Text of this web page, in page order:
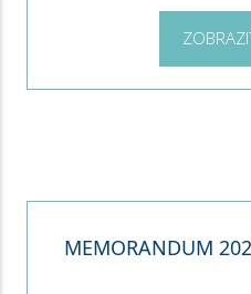
MEMORANDUM